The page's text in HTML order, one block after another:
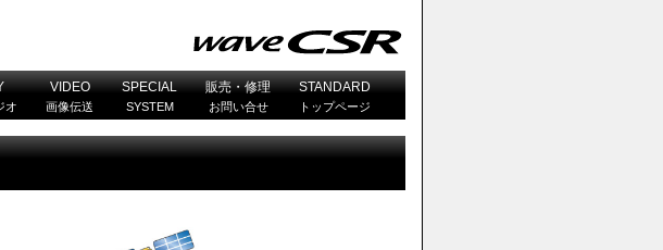
オ
VIDEO
画像伝送
SPECIAL
SYSTEM
販売・修理
お問い合せ
STANDARD
トップページ